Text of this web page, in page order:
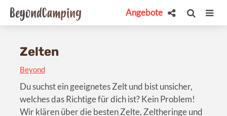
Angebote
Zelten
Beyond
Du suchst ein geeignetes Zelt und bist unsicher,
welches das Richtige für dich ist? Kein Problem!
Wir klären über die besten Zelte, Zeltheringe und